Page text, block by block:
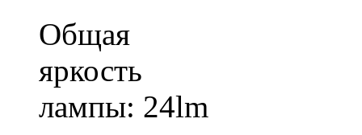
Общая
яркость
лампы: 24lm